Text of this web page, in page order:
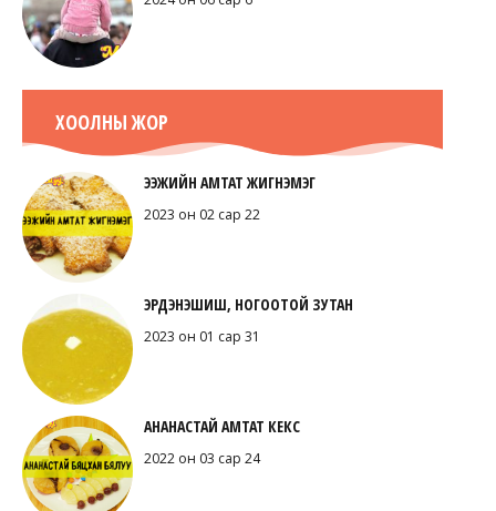
ХООЛНЫ ЖОР
ЭЭЖИЙН АМТАТ ЖИГНЭМЭГ
2023 он 02 сар 22
ЭРДЭНЭШИШ, НОГООТОЙ ЗУТАН
2023 он 01 сар 31
АНАНАСТАЙ АМТАТ КЕКС
2022 он 03 сар 24